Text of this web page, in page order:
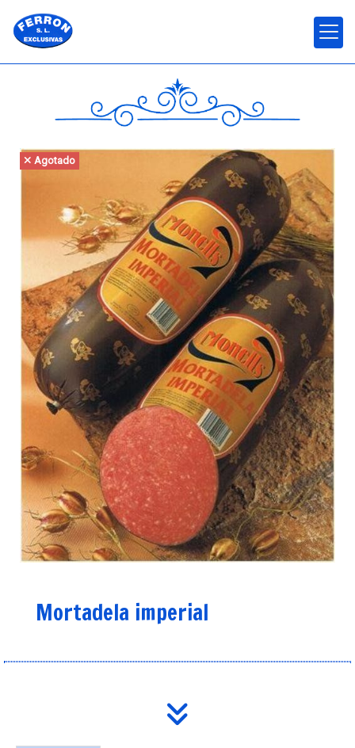
Agotado
Mortadela imperial